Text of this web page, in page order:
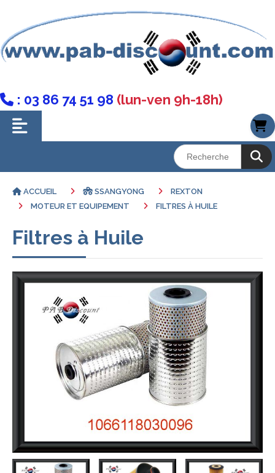
 : 03 86 74 51 98 (lun-ven 9h-18h)
ACCUEIL SSANGYONG
REXTON
MOTEUR ET EQUIPEMENT
FILTRES À HUILE
Filtres à Huile